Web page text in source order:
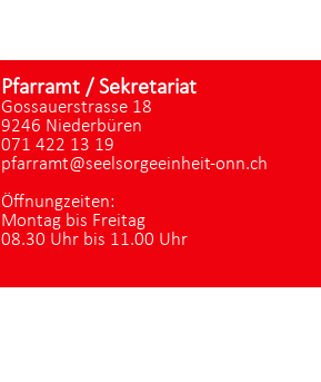
Pfarramt / Sekretariat
Gossauerstrasse 18
9246 Niederbüren
071 422 13 19
pfarramt@seelsorgeeinheit-onn.ch
Öffnungzeiten:
Montag bis Freitag
08.30 Uhr bis 11.00 Uhr